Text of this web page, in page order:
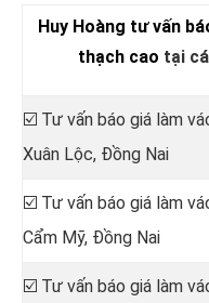
Huy Hoàng tư vấn
thạch cao tại
☑️ Tư vấn báo giá làm
Xuân Lộc, Đồng Nai
☑️ Tư vấn báo giá làm
Cẩm Mỹ, Đồng Nai
☑️ Tư vấn báo giá làm